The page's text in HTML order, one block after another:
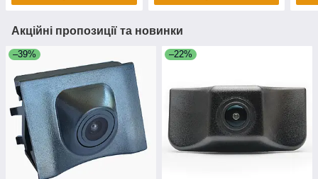
Акційні пропозиції та новинки
–39% –22%